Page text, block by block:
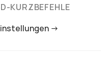
KURZBEFEHLE
→